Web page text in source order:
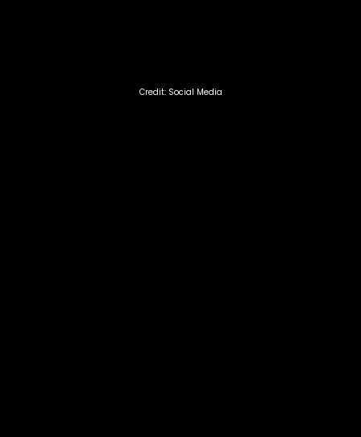
Credit: Social Media